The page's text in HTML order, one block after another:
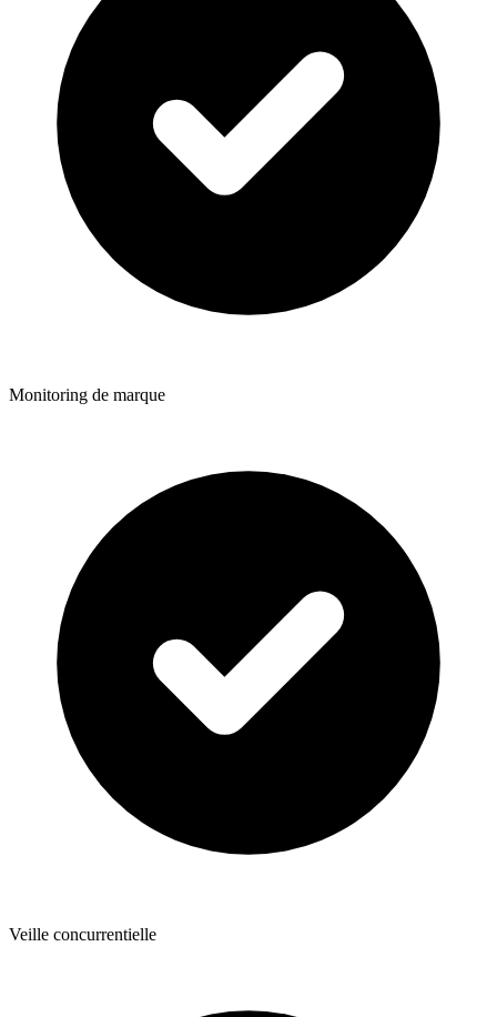
Monitoring de marque
Veille concurrentielle